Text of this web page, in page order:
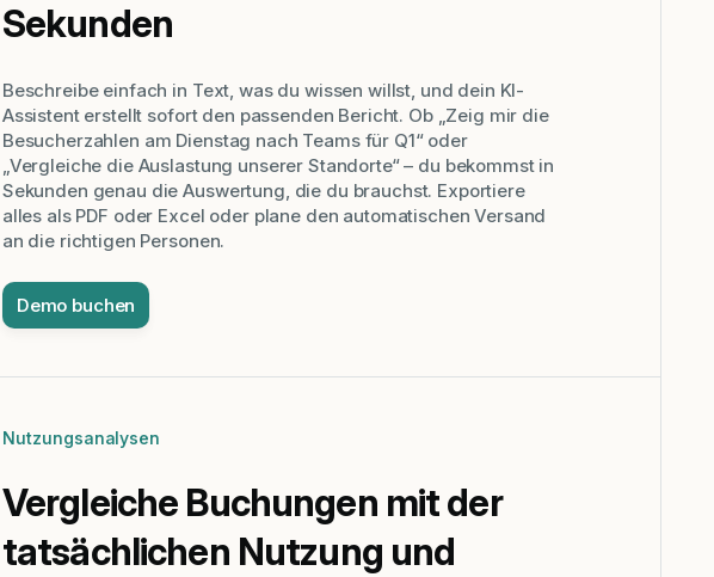
Sekunden
Beschreibe einfach in Text, was du wissen willst, und dein KI-
Assistent erstellt sofort den passenden Bericht. Ob „Zeig mir die
Besucherzahlen am Dienstag nach Teams für Q1“ oder
„Vergleiche die Auslastung unserer Standorte“ – du bekommst in
Sekunden genau die Auswertung, die du brauchst. Exportiere
alles als PDF oder Excel oder plane den automatischen Versand
an die richtigen Personen.
Demo buchen
Nutzungsanalysen
Vergleiche Buchungen mit der
tatsächlichen Nutzung und